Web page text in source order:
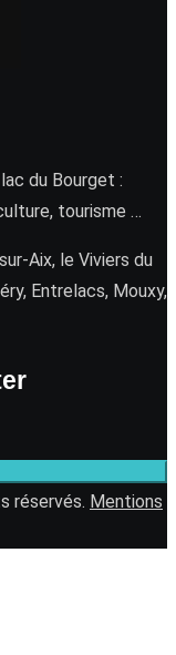
du Bourget :
tourisme …
Aix, le Viviers du
Entrelacs, Mouxy,
réservés. Mentions